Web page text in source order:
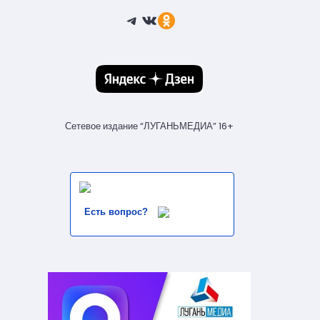
Telegram
ВКонтакте
Ссылка
Сетевое издание “ЛУГАНЬМЕДИА” 16+
Есть вопрос?